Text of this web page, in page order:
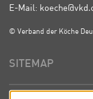
E-Mail:
© Verband der Köche
SITEMAP